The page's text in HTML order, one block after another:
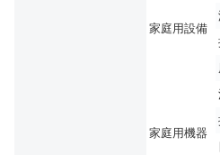
家庭用設備
家庭用機器